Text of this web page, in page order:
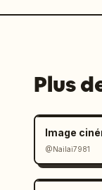
Plus
@Nailai7981